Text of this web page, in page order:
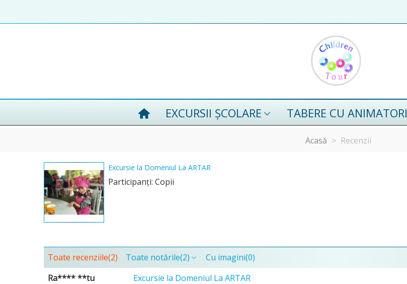
EXCURSII ȘCOLARE TABERE CU ANIMATORI
Acasă > Recenzii
Excursie la Domeniul La ARTAR
Participanţi: Copii
Toate recenziile(2) Toate notările(2) Cu imagini(0)
Ra**** **tu
Excursie la Domeniul La ARTAR